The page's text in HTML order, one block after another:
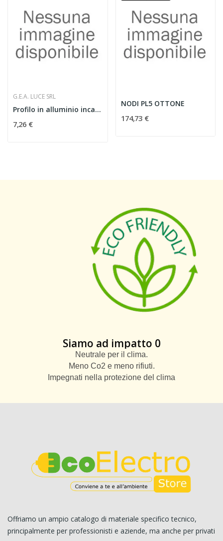
G.E.A. LUCE SRL
Profilo in alluminio incasso bianco.2MT.
7,26 €
NODI PL5 OTTONE
174,73 €
Siamo ad impatto 0
Neutrale per il clima.
Meno Co2 e meno rifiuti.
Impegnati nella protezione del clima
Offriamo un ampio catalogo di materiale specifico tecnico,
principalmente per professionisti e aziende, ma anche per privati